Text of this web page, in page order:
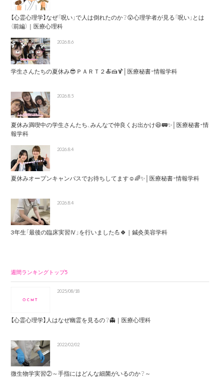
【心霊心理学】なぜ「呪い」で人は倒れたのか？😲心理学者が見る「呪い」とは
（前編）｜医療心理科
2026.8.6
学生さんたちの夏休み😎ＰＡＲＴ２🍝🍰🍹│医療秘書・情報学科
2026.8.5
夏休み満喫中の学生さんたち、みんなで仲良くお出かけ😆🚃✨│医療秘書・情
報学科
2026.8.4
夏休みオープンキャンパスでお待ちしてます☺️🌈✨│医療秘書・情報学科
2026.8.4
3年生「最後の臨床実習Ⅳ」を行いました💪🍀｜鍼灸美容学科
週間ランキングトップ5
2025/08/18
【心霊心理学】人はなぜ幽霊を見るの？👻｜医療心理科
2022/02/02
微生物学実習②～手指にはどんな細菌がいるのか？～